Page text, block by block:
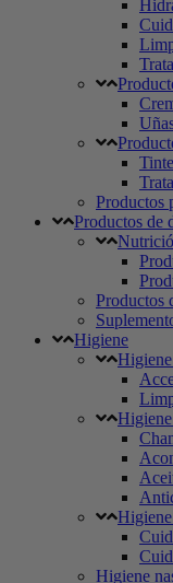
Productos
Productos de
Productos
Higiene
Higiene